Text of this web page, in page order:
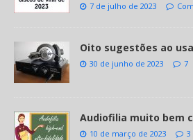
7 de julho de 2023
Oito sugestões ao
30 de junho de 2023 7
Audiofilia muito bem
10 de março de 2023 3